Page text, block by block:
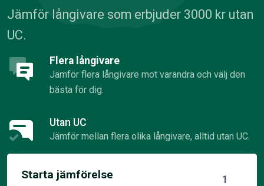
Jämför långivare som erbjuder 3000 kr utan
UC.
Flera långivare
Jämför flera långivare mot varandra och välj den
bästa för dig.
Utan UC
Jämför mellan flera olika långivare, alltid utan UC.
Starta jämförelse 1